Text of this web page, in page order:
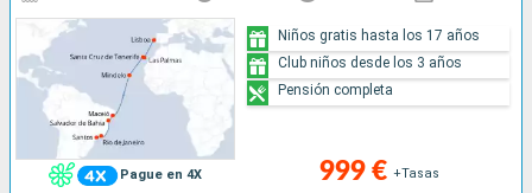
Pague en 4X 999 € +Tasas
Niños gratis hasta los 17 años
Club niños desde los 3 años
Pensión completa